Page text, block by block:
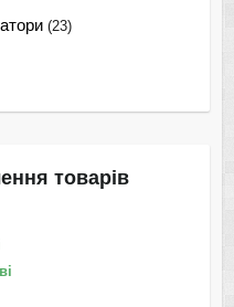
(23)
товарів